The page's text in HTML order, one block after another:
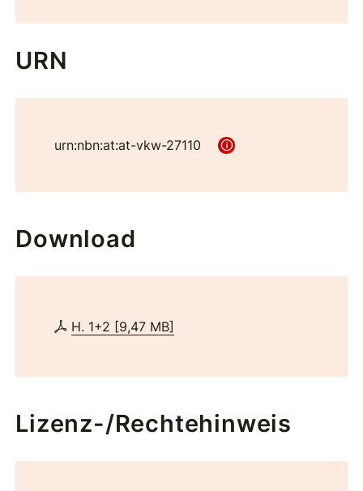
URN
urn:nbn:at:at-vkw-27110
Download
H. 1+2 [9,47 MB]
Lizenz-/Rechtehinweis